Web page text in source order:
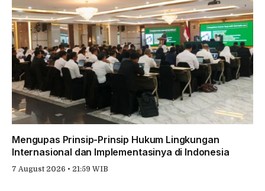
Mengupas Prinsip-Prinsip Hukum Lingkungan
Internasional dan Implementasinya di Indonesia
7 August 2026 • 21:59 WIB